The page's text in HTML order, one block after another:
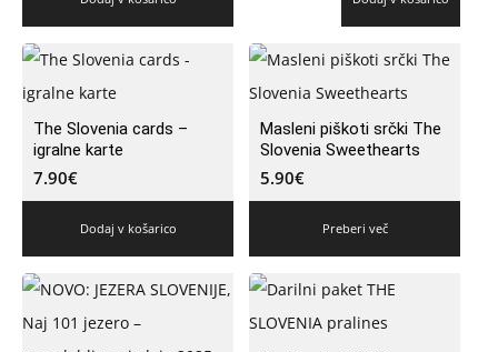
The Slovenia cards –
igralne karte
7.90€
Dodaj v košarico
Masleni piškoti srčki The
Slovenia Sweethearts
5.90€
Preberi več